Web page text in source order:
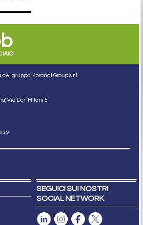
del gruppo Morandi Group s.r.l.
Via Don Milani 5
sb
SEGUICI SUI NOSTRI
SOCIAL NETWORK